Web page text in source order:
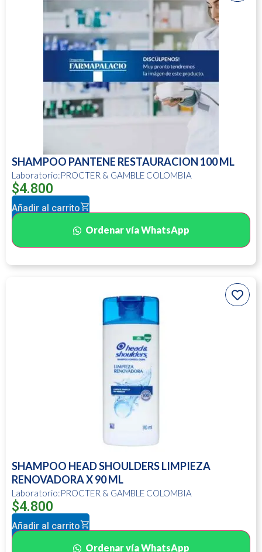
SHAMPOO PANTENE RESTAURACION 100 ML
Laboratorio:PROCTER & GAMBLE COLOMBIA
$4.800
Añadir al carrito
Ordenar vía WhatsApp
SHAMPOO HEAD SHOULDERS LIMPIEZA
RENOVADORA X 90 ML
Laboratorio:PROCTER & GAMBLE COLOMBIA
$4.800
Añadir al carrito
Ordenar vía WhatsApp